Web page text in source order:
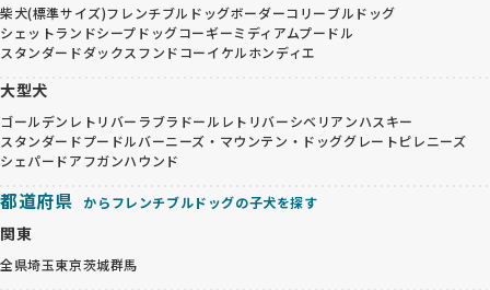
柴犬(標準サイズ)フレンチブルドッグボーダーコリーブルドッグ
シェットランドシープドッグコーギーミディアムプードル
スタンダードダックスフンドコーイケルホンディエ
大型犬
ゴールデンレトリバー ラブラドールレトリバーシベリアンハスキー
スタンダードプードルバーニーズ・マウンテン・ドッググレートピレニーズ
シェパードアフガンハウンド
都道府県 からフレンチブルドッグの子犬を探す
関東
全県埼玉東京茨城群馬